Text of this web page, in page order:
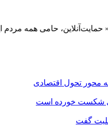
حامی همه مردم ایران »
محور تحول اقتصادی
شکست خورده است
گفت